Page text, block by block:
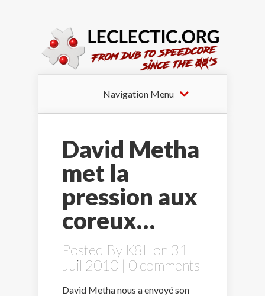
Navigation Menu
David Metha
met la
pression aux
coreux…
Posted By K8L on 31
Juil 2010 | 0 comments
David Metha nous a envoyé son